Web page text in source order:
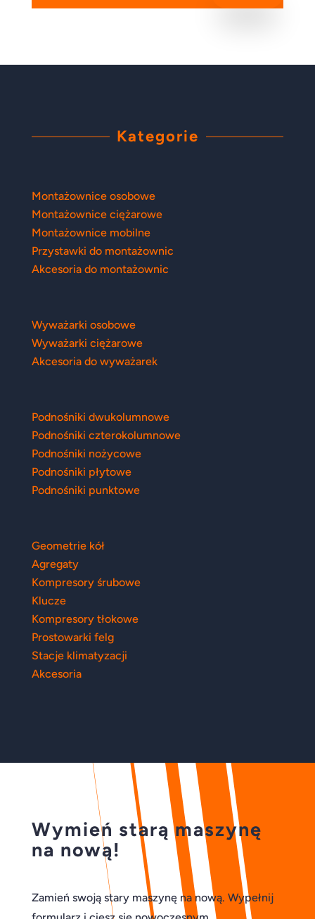
Kategorie
Montażownice osobowe
Montażownice ciężarowe
Montażownice mobilne
Przystawki do montażownic
Akcesoria do montażownic
Wyważarki osobowe
Wyważarki ciężarowe
Akcesoria do wyważarek
Podnośniki dwukolumnowe
Podnośniki czterokolumnowe
Podnośniki nożycowe
Podnośniki płytowe
Podnośniki punktowe
Geometrie kół
Agregaty
Kompresory śrubowe
Klucze
Kompresory tłokowe
Prostowarki felg
Stacje klimatyzacji
Akcesoria
Wymień starą maszynę
na nową!
Zamień swoją stary maszynę na nową. Wypełnij